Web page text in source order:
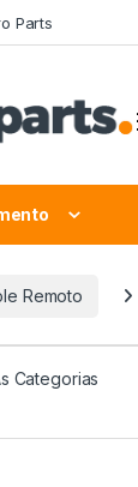
Parts
Remoto
Categorias